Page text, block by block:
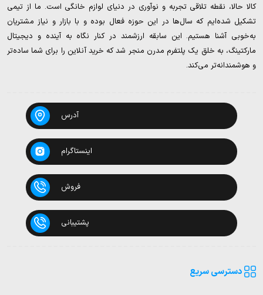
کالا حالا، نقطه تلاقی تجربه و نوآوری در دنیای لوازم خانگی است. ما از تیمی
تشکیل شده‌ایم که سال‌ها در این حوزه فعال بوده و با بازار و نیاز مشتریان
به‌خوبی آشنا هستیم. این سابقه ارزشمند در کنار نگاه به آینده و دیجیتال
مارکتینگ، به خلق یک پلتفرم مدرن منجر شد که خرید آنلاین را برای شما ساده‌تر
و هوشمندانه‌تر می‌کند.
آدرس
اینستاگرام
فروش
پشتیبانی
دسترسی سریع